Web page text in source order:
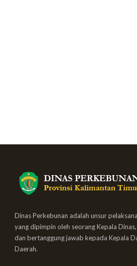
Dinas Perkebunan adalah unsur
yang dipimpin oleh seorang Kepala
dan bertanggung jawab kepada Kepala
Daerah.